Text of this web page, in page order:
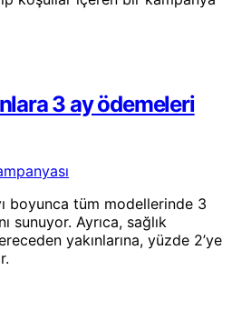
3 ay ödemeleri
boyunca tüm modellerinde 3
sunuyor. Ayrıca, sağlık
yakınlarına, yüzde 2’ye